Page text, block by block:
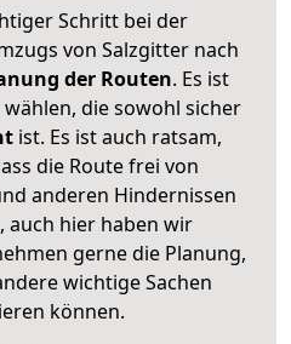
Schritt bei der
von Salzgitter nach
der Routen. Es ist
die sowohl sicher
ist. Es ist auch ratsam,
die Route frei von
anderen Hindernissen
auch hier haben wir
gerne die Planung,
wichtige Sachen
können.